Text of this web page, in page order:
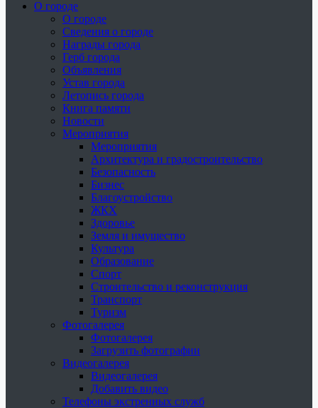
О городе
О городе
Сведения о городе
Награды города
Герб города
Объявления
Устав города
Летопись города
Книга памяти
Новости
Мероприятия
Мероприятия
Архитектура и градостроительство
Безопасность
Бизнес
Благоустройство
ЖКХ
Здоровье
Земля и имущество
Культура
Образование
Спорт
Строительство и реконструкция
Транспорт
Туризм
Фотогалерея
Фотогалерея
Загрузить фотографии
Видеогалерея
Видеогалерея
Добавить видео
Телефоны экстренных служб